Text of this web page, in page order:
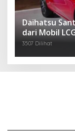
Daihatsu
dari Mobil
3507 Dilihat